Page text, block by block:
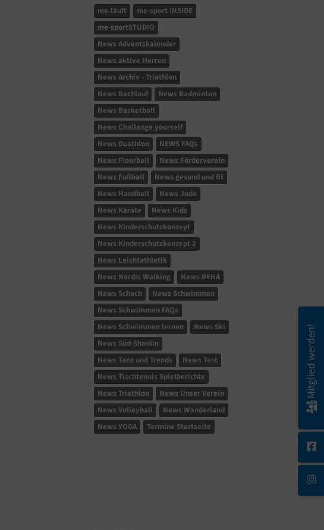
me-läuft
me-sport INSIDE
me-sportSTUDIO
News Adventskalender
News aktive Herren
News Archiv - Triathlon
News Bachlauf
News Badminton
News Basketball
News Challange yourself
News Duathlon
NEWS FAQs
News Floorball
News Förderverein
News Fußball
News gesund und fit
News Handball
News Judo
News Karate
News Kids
News Kinderschutzkonzept
News Kinderschutzkonzept 2
News Leichtathletik
News Nordic Walking
News REHA
News Schach
News Schwimmen
News Schwimmen FAQs
News Schwimmen lernen
News Ski
News Süd-Shaolin
News Tanz und Trends
News Test
News Tischtennis Spielberichte
News Triathlon
News Unser Verein
News Volleyball
News Wanderland
News YOGA
Termine Startseite
Mitglied werden!